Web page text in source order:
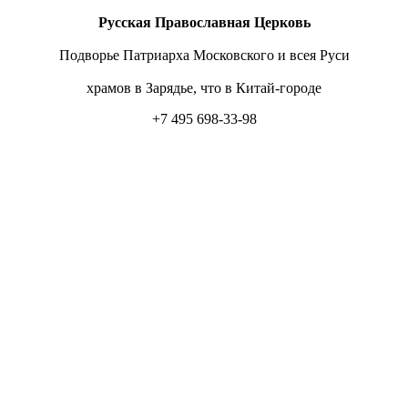
Русская Православная Церковь
Подворье Патриарха Московского и всея Руси
храмов в Зарядье, что в Китай-городе
+7 495 698-33-98